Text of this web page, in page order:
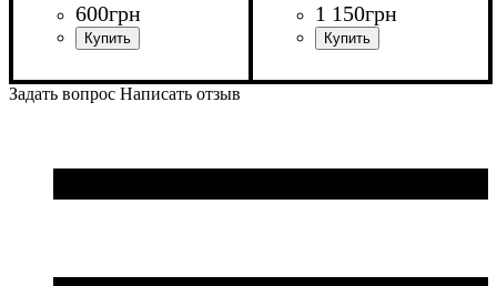
600грн
Мужской
1 150грн
Задать вопрос Написать отзыв